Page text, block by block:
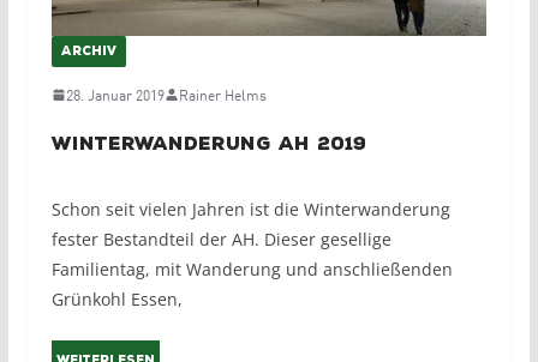
ARCHIV
28. Januar 2019 Rainer Helms
Winterwanderung AH 2019
Schon seit vielen Jahren ist die Winterwanderung
fester Bestandteil der AH. Dieser gesellige
Familientag, mit Wanderung und anschließenden
Grünkohl Essen,